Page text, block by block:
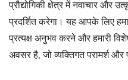
प्रौद्योगिकी क्षेत्र में नवाचार और
प्रदर्शित करेगा। यह आपके लिए
प्रत्यक्ष अनुभव करने और हमारी
अवसर है, जो व्यक्तिगत परामर्श और